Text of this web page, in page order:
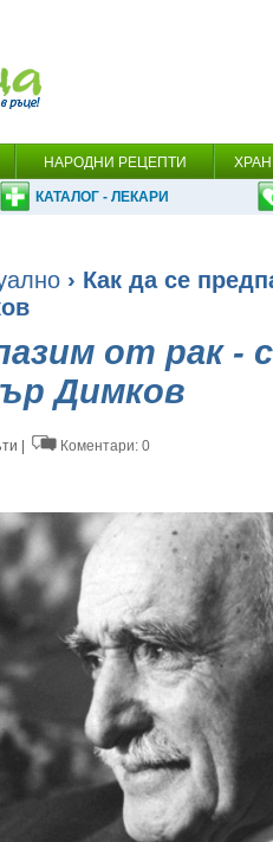
НАРОДНИ РЕЦЕПТИ
КАТАЛОГ - ЛЕКАРИ
› Как да се
от рак -
Димков
| Коментари: 0